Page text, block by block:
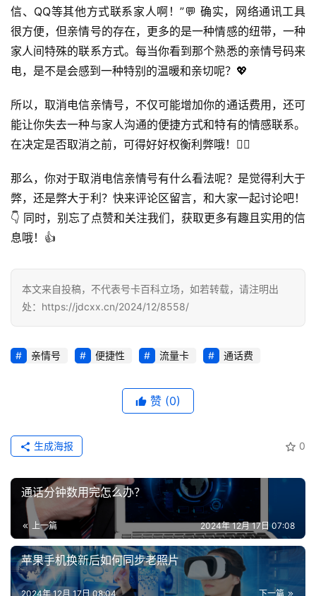
首
页
卡
百
科
防
诈
知
识
业
资
讯
流
码
证
增
值
登录 注册
投稿
信、QQ等其他方式联系家人啊！”💬 确实，网络通讯工具
很方便，但亲情号的存在，更多的是一种情感的纽带，一种
家人间特殊的联系方式。每当你看到那个熟悉的亲情号码来
电，是不是会感到一种特别的温暖和亲切呢？💖
所以，取消电信亲情号，不仅可能增加你的通话费用，还可
能让你失去一种与家人沟通的便捷方式和特有的情感联系。
在决定是否取消之前，可得好好权衡利弊哦！🤷‍♂️
那么，你对于取消电信亲情号有什么看法呢？是觉得利大于
弊，还是弊大于利？快来评论区留言，和大家一起讨论吧！
👇 同时，别忘了点赞和关注我们，获取更多有趣且实用的信
息哦！👍
本文来自投稿，不代表号卡百科立场，如若转载，请注明出
处：https://jdcxx.cn/2024/12/8558/
亲情号 便捷性 流量卡 通话费
赞 (0)
0
生成海报
通话分钟数用完怎么办？
上一篇 2024年 12月 17日 07:08
苹果手机换新后如何同步老照片
下一篇
2024年 12月 17日 08:04